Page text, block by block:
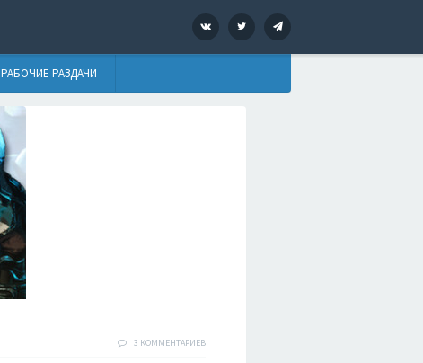
VK Twitter
РАБОЧИЕ РАЗДАЧИ
3 КОММЕНТАРИЕВ